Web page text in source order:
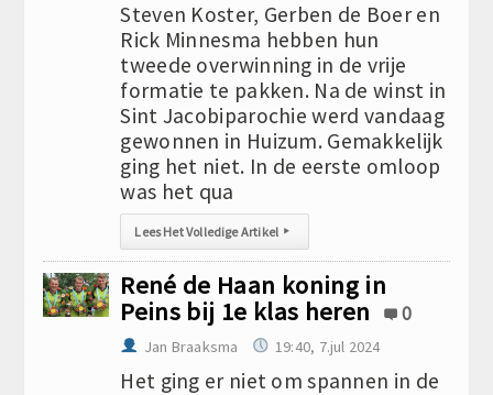
Steven Koster, Gerben de Boer en
Rick Minnesma hebben hun
tweede overwinning in de vrije
formatie te pakken. Na de winst in
Sint Jacobiparochie werd vandaag
gewonnen in Huizum. Gemakkelijk
ging het niet. In de eerste omloop
was het qua
Lees Het Volledige Artikel ▸
René de Haan koning in
Peins bij 1e klas heren
0
Jan Braaksma 19:40, 7.jul 2024
Het ging er niet om spannen in de